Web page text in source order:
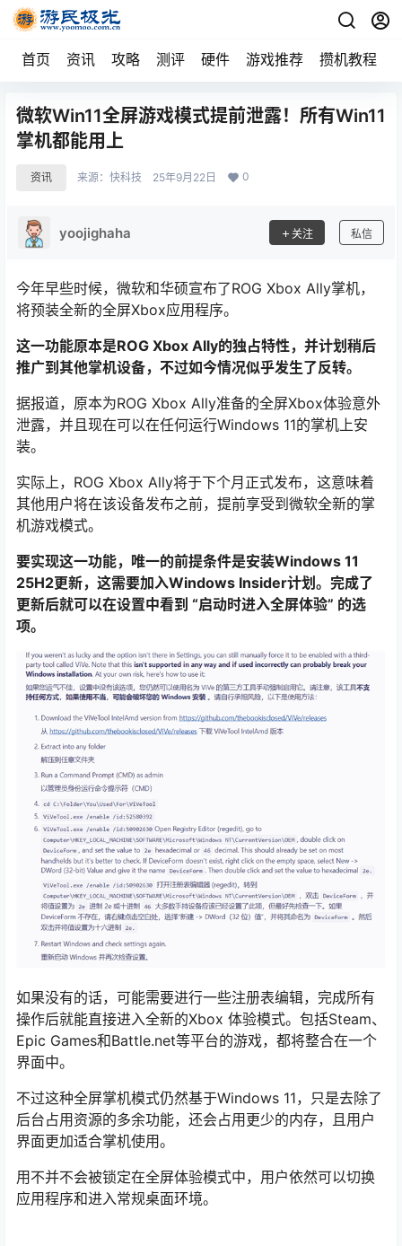
首页 资讯 攻略 测评 硬件 游戏推荐 攒机教程
微软Win11全屏游戏模式提前泄露！所有Win11
掌机都能用上
资讯 来源： 快科技 25年9月22日 0
yoojighaha 关注 私信
今年早些时候，微软和华硕宣布了ROG Xbox Ally掌机，
将预装全新的全屏Xbox应用程序。
这一功能原本是ROG Xbox Ally的独占特性，并计划稍后
推广到其他掌机设备，不过如今情况似乎发生了反转。
据报道，原本为ROG Xbox Ally准备的全屏Xbox体验意外
泄露，并且现在可以在任何运行Windows 11的掌机上安
装。
实际上，ROG Xbox Ally将于下个月正式发布，这意味着
其他用户将在该设备发布之前，提前享受到微软全新的掌
机游戏模式。
要实现这一功能，唯一的前提条件是安装Windows 11
25H2更新，这需要加入Windows Insider计划。完成了
更新后就可以在设置中看到 “启动时进入全屏体验” 的选
项。
如果没有的话，可能需要进行一些注册表编辑，完成所有
操作后就能直接进入全新的Xbox 体验模式。包括Steam、
Epic Games和Battle.net等平台的游戏，都将整合在一个
界面中。
不过这种全屏掌机模式仍然基于Windows 11，只是去除了
后台占用资源的多余功能，还会占用更少的内存，且用户
界面更加适合掌机使用。
用不并不会被锁定在全屏体验模式中，用户依然可以切换
应用程序和进入常规桌面环境。